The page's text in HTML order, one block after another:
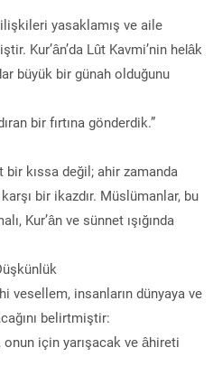
yasaklamış ve aile
Kur’ân’da Lût Kavmi’nin helâk
büyük bir günah olduğunu
bir fırtına gönderdik.”
bir kıssa değil; ahir zamanda
bir ikazdır. Müslümanlar, bu
Kur’ân ve sünnet ışığında
vesellem, insanların dünyaya ve
belirtmiştir:
için yarışacak ve âhireti